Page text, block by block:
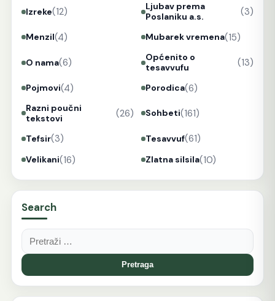
Izreke(12)
Ljubav prema
Poslaniku a.s.
(3)
Menzil(4) Mubarek vremena(15)
O nama(6)
Općenito o
tesavvufu
(13)
Pojmovi(4) Porodica(6)
Razni poučni
tekstovi
(26) Sohbeti(161)
Tefsir(3) Tesavvuf(61)
Velikani(16) Zlatna silsila(10)
Search
Pretraga: